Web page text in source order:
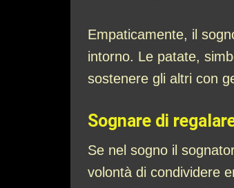
Empaticamente, il
intorno. Le patate,
sostenere gli altri con
Sognare di
Se nel sogno il
volontà di condividere